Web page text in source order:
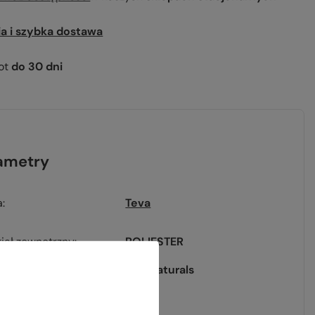
i szybka dostawa
do 30 dni
Teva
zewnętrzny
POLIESTER
Life Naturals